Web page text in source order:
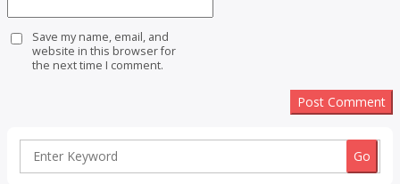
Save my name, email, and
website in this browser for
the next time I comment.
Search